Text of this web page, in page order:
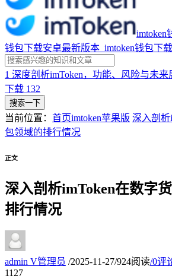
imtoken
钱包下载安卓最新版本_imtoken钱包下载
1 深度剖析imToken，功能、风险与未来
下载 132
搜索一下
当前位置： 首页imtoken苹果版 深入剖析
包领域的排行情况
正文
深入剖析imToken在数字
排行情况
admin V管理员 /2025-11-27/924阅读/0评
11 27